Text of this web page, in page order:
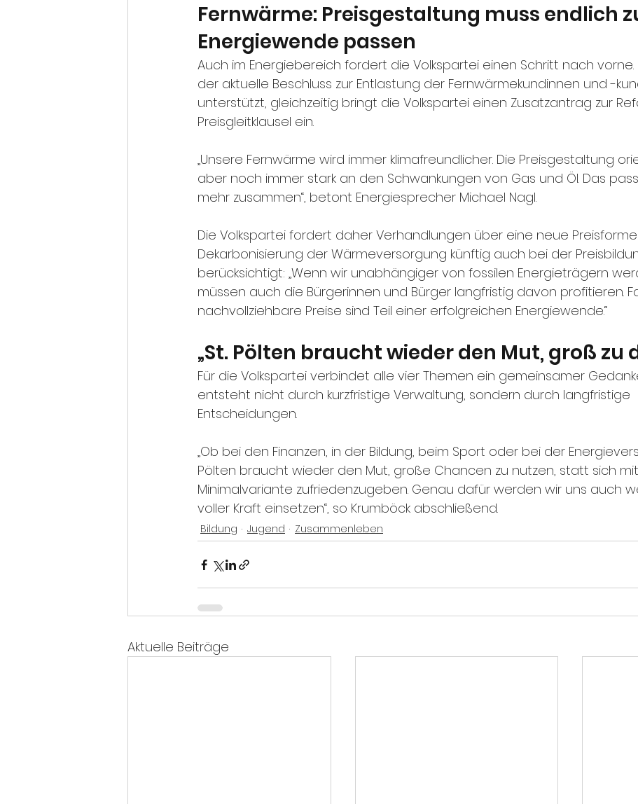
Fernwärme: Preisgestaltung muss endlich
Energiewende passen
Auch im Energiebereich fordert die Volkspartei einen Schritt nach vorne.
der aktuelle Beschluss zur Entlastung der Fernwärmekundinnen und -
unterstützt, gleichzeitig bringt die Volkspartei einen Zusatzantrag zur
Preisgleitklausel ein.
„Unsere Fernwärme wird immer klimafreundlicher. Die Preisgestaltung
aber noch immer stark an den Schwankungen von Gas und Öl. Das
mehr zusammen“, betont Energiesprecher Michael Nagl.
Die Volkspartei fordert daher Verhandlungen über eine neue
Dekarbonisierung der Wärmeversorgung künftig auch bei der
berücksichtigt: „Wenn wir unabhängiger von fossilen Energieträgern
müssen auch die Bürgerinnen und Bürger langfristig davon profitieren.
nachvollziehbare Preise sind Teil einer erfolgreichen Energiewende.“
„St. Pölten braucht wieder den Mut, groß zu
Für die Volkspartei verbindet alle vier Themen ein gemeinsamer
entsteht nicht durch kurzfristige Verwaltung, sondern durch langfristige
Entscheidungen.
„Ob bei den Finanzen, in der Bildung, beim Sport oder bei der
Pölten braucht wieder den Mut, große Chancen zu nutzen, statt sich
Minimalvariante zufriedenzugeben. Genau dafür werden wir uns auch
voller Kraft einsetzen“, so Krumböck abschließend.
Bildung Jugend Zusammenleben
Aktuelle Beiträge